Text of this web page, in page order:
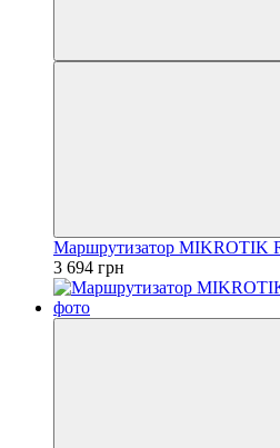
Маршрутизатор MIKROTIK
3 694 грн